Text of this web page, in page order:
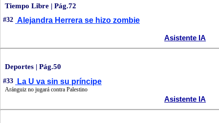
Tiempo Libre | Pág.72
#32 Alejandra Herrera se hizo zombie
Asistente IA
Deportes | Pág.50
#33 La U va sin su príncipe
Aránguiz no jugará contra Palestino
Asistente IA